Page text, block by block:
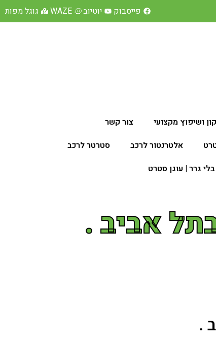
פייסבוק יוטיוב WAZE גוגל מפות
ושיפוץ מקצועי
צור קשר
אלטרנטור לרכב
סטרטר לרכב
בלי גרר | עוגן סטרט
אביב .
.